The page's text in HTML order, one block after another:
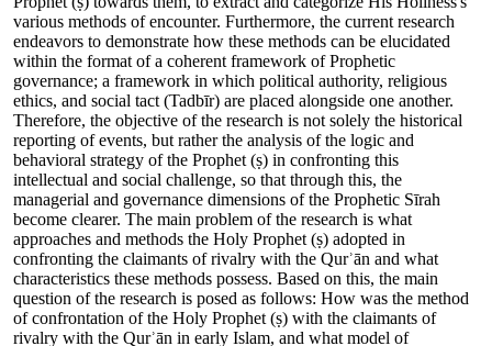
various methods of encounter. Furthermore, the current research
endeavors to demonstrate how these methods can be elucidated
within the format of a coherent framework of Prophetic
governance; a framework in which political authority, religious
ethics, and social tact (Tadbīr) are placed alongside one another.
Therefore, the objective of the research is not solely the historical
reporting of events, but rather the analysis of the logic and
behavioral strategy of the Prophet (ṣ) in confronting this
intellectual and social challenge, so that through this, the
managerial and governance dimensions of the Prophetic Sīrah
become clearer. The main problem of the research is what
approaches and methods the Holy Prophet (ṣ) adopted in
confronting the claimants of rivalry with the Qurʾān and what
characteristics these methods possess. Based on this, the main
question of the research is posed as follows: How was the method
of confrontation of the Holy Prophet (ṣ) with the claimants of
rivalry with the Qurʾān in early Islam, and what model of